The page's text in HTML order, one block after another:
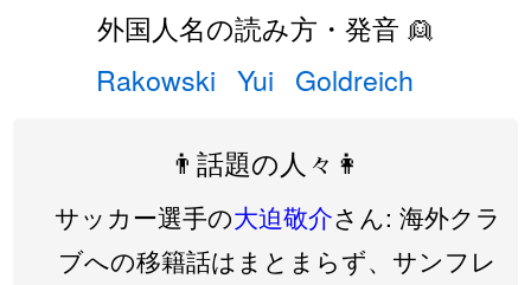
外国人名の読み方・発音 👱
Rakowski Yui Goldreich
👨話題の人々👩
サッカー選手の大迫敬介さん: 海外クラ
ブへの移籍話はまとまらず、サンフレ